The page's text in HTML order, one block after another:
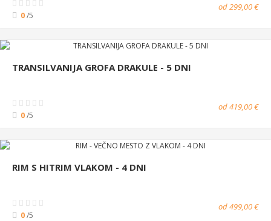
0/5
od 299,00 €
TRANSILVANIJA GROFA DRAKULE - 5 DNI
0/5
od 419,00 €
RIM S HITRIM VLAKOM - 4 DNI
0/5
od 499,00 €